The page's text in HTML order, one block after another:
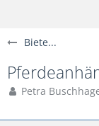
Biete...
Petra